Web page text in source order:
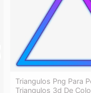
Triangulos Png Para
Triangulos 3d De